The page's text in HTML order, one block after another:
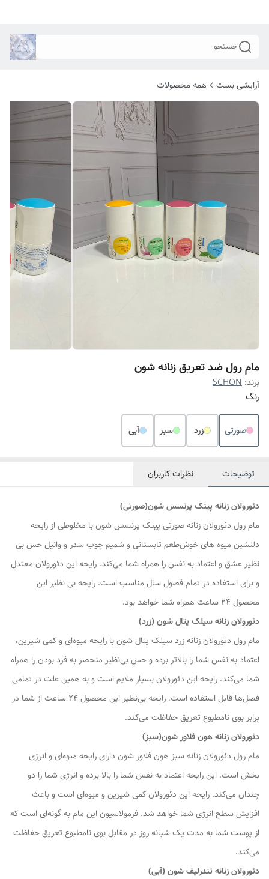
جستجو
آرایشی بست همه محصولات
مام رول ضد تعریق زنانه شون
برند: SCHON
رنگ
صورتی زرد سبز آبی
توضیحات نظرات کاربران
دئورولان زنانه پینک پرنسس شون(صورتی)
مام رول دئورولان زنانه صورتی پینک پرنسس شون با مخلوطی از رایحه
دلنشین میوه های خوش‌طعم تابستانی و شمیم چوب سدر و وانیل حس بی
نظیر عشق و اعتماد به نفس را همراه شما می‌کند. رایحه این دئورولان معتدل
و برای استفاده در تمام فصول سال مناسب است. رایحه بی نظیر این
محصول 24 ساعت همراه شما خواهد بود.
دئورولان زنانه سیلک پتال شون (زرد)
مام رول دئورولان زنانه زرد سیلک پتال شون با رایحه میوه‌ای و کمی شیرین،
اعتماد به نفس شما را بالاتر برده و حس بی‌نظیر منحصر به فرد بودن را همراه
شما می‌کند. رایحه این دئورولان بسیار ملایم است و به همین علت در تمامی
فصل‌ها قابل استفاده است. رایحه بی‌نظیر این محصول ۲۴ ساعت از شما در
برابر بوی نامطبوع تعریق حفاظت می‌کند.
دئورولان زنانه هون فلاور شون(سبز)
مام رول دئورولان زنانه سبز هون فلاور شون دارای رایحه میوه‌ای و انرژی
بخش است. این رایحه اعتماد به نفس شما را بالا برده و انرژی شما را دو
چندان می‌کند. رایحه این دئورولان کمی شیرین و میوه‌ای است و باعث
افزایش سطح انرژی شما خواهد شد. فرمولاسیون این مام به گونه‌ای است که
از پوست شما به مدت یک شبانه روز در مقابل بوی نامطبوع تعریق حفاظت
می‌کند.
دئورولان زنانه تندرلیف شون (آبی)